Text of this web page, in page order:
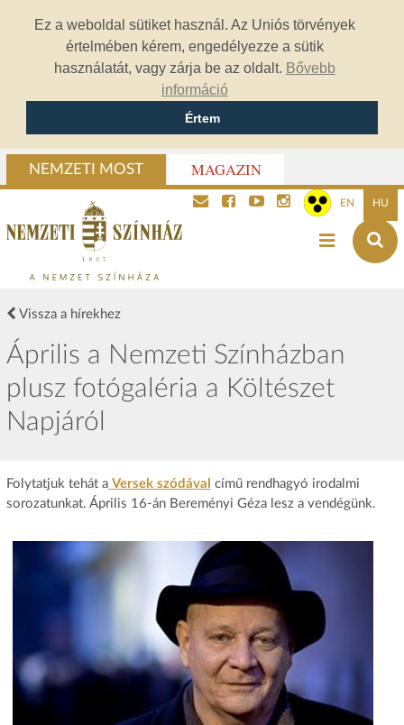
Ez a weboldal sütiket használ. Az Uniós törvények
értelmében kérem, engedélyezze a sütik
használatát, vagy zárja be az oldalt. Bővebb
információ
Értem
NEMZETI MOST MAGAZIN
EN HU
Vissza a hírekhez
Április a Nemzeti Színházban
plusz fotógaléria a Költészet
Napjáról
Folytatjuk tehát a Versek szódával című rendhagyó irodalmi
sorozatunkat. Április 16-án Bereményi Géza lesz a vendégünk.